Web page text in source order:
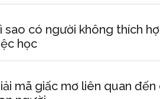
sao có người không thích
học
mã giấc mơ liên quan